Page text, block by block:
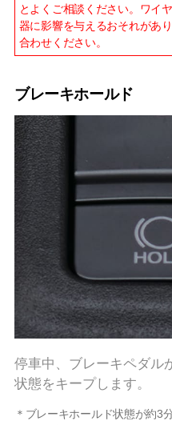
とよくご相談ください。ワイ
器に影響を与えるおそれがあ
合わせください。
ブレーキホールド
停車中、ブレーキペダル
状態をキープします。
＊ブレーキホールド状態が約3